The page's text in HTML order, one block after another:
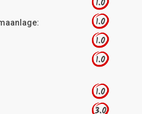
1.0
1.0
1.0
1.0
1.0
3.0